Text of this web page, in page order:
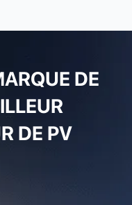
DE
DE PV